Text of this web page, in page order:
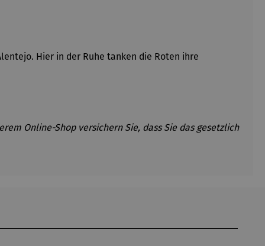
Hier in der Ruhe tanken die Roten ihre
Online-Shop versichern Sie, dass Sie das gesetzlich